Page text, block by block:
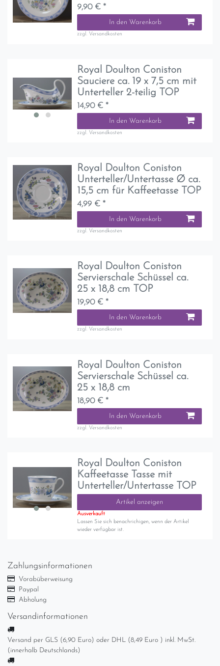
9,90 € *
In den Warenkorb
zzgl. Versandkosten
Royal Doulton Coniston
Sauciere ca. 19 x 7,5 cm mit
Unterteller 2-teilig TOP
14,90 € *
In den Warenkorb
zzgl. Versandkosten
Royal Doulton Coniston
Unterteller/Untertasse Ø ca.
15,5 cm für Kaffeetasse TOP
4,99 € *
In den Warenkorb
zzgl. Versandkosten
Royal Doulton Coniston
Servierschale Schüssel ca.
25 x 18,8 cm TOP
19,90 € *
In den Warenkorb
zzgl. Versandkosten
Royal Doulton Coniston
Servierschale Schüssel ca.
25 x 18,8 cm
18,90 € *
In den Warenkorb
zzgl. Versandkosten
Royal Doulton Coniston
Kaffeetasse Tasse mit
Unterteller/Untertasse TOP
Artikel anzeigen
Ausverkauft
Lassen Sie sich benachrichigen, wenn der Artikel
wieder verfügbar ist.
Zahlungsinformationen
Vorabüberweisung
Paypal
Abholung
Versandinformationen
Versand per GLS (6,90 Euro) oder DHL (8,49 Euro ) inkl. MwSt.
(innerhalb Deutschlands)